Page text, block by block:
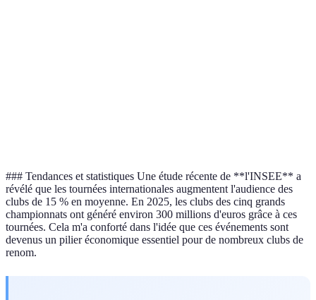
### Tendances et statistiques Une étude récente de **l'INSEE** a
révélé que les tournées internationales augmentent l'audience des
clubs de 15 % en moyenne. En 2025, les clubs des cinq grands
championnats ont généré environ 300 millions d'euros grâce à ces
tournées. Cela m'a conforté dans l'idée que ces événements sont
devenus un pilier économique essentiel pour de nombreux clubs de
renom.